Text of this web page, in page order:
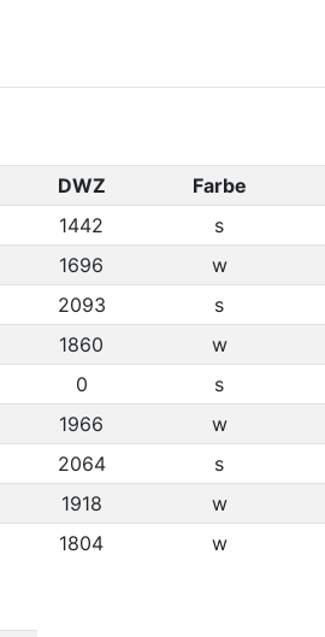
DWZ Farbe
1442 s
1696 w
2093 s
1860 w
0 s
1966 w
2064 s
1918 w
1804 w